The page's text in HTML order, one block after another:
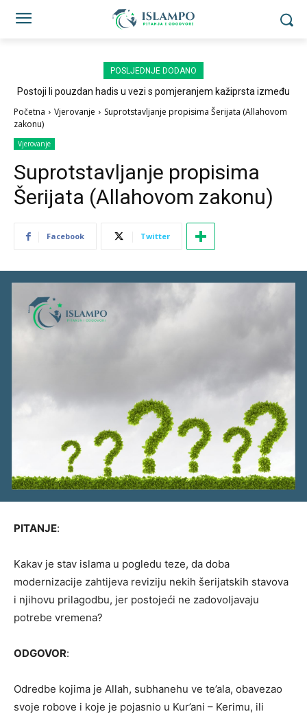
POSLJEDNJE DODANO
Postoji li pouzdan hadis u vezi s pomjeranjem kažiprsta između
Početna Vjerovanje
Suprotstavljanje propisima Šerijata (Allahovom
zakonu)
Vjerovanje
Suprotstavljanje propisima
Šerijata (Allahovom zakonu)
Facebook Twitter
PITANJE:
Kakav je stav islama u pogledu teze, da doba
modernizacije zahtijeva reviziju nekih šerijatskih stavova
i njihovu prilagodbu, jer postojeći ne zadovoljavaju
potrebe vremena?
ODGOVOR:
Odredbe kojima je Allah, subhanehu ve te’ala, obavezao
svoje robove i koje je pojasnio u Kur’ani – Kerimu, ili